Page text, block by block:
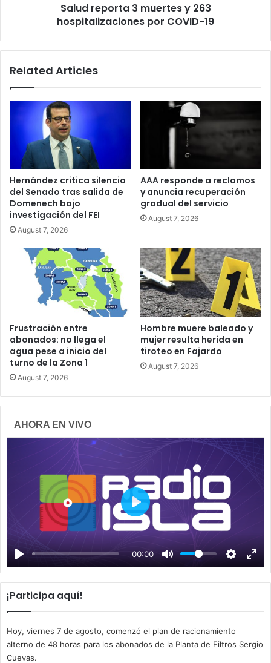
Salud reporta 3 muertes y 263
hospitalizaciones por COVID-19
Related Articles
Hernández critica silencio
del Senado tras salida de
Domenech bajo
investigación del FEI
August 7, 2026
AAA responde a reclamos
y anuncia recuperación
gradual del servicio
August 7, 2026
Frustración entre
abonados: no llega el
agua pese a inicio del
turno de la Zona 1
August 7, 2026
Hombre muere baleado y
mujer resulta herida en
tiroteo en Fajardo
August 7, 2026
AHORA EN VIVO
00:00
P
a
y
¡Participa aquí!
Hoy, viernes 7 de agosto, comenzó el plan de racionamiento
alterno de 48 horas para los abonados de la Planta de Filtros Sergio
Cuevas.